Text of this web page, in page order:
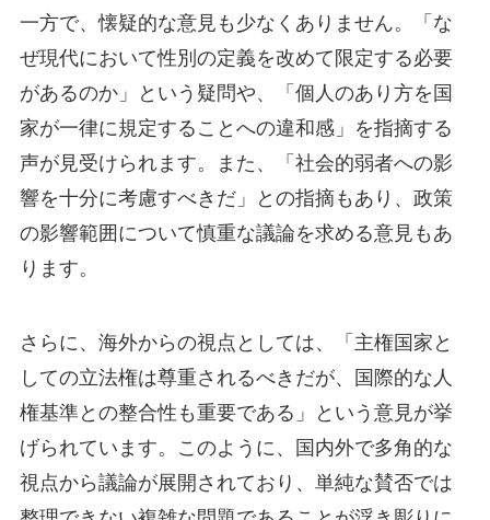
一方で、懐疑的な意見も少なくありません。「な
ぜ現代において性別の定義を改めて限定する必要
があるのか」という疑問や、「個人のあり方を国
家が一律に規定することへの違和感」を指摘する
声が見受けられます。また、「社会的弱者への影
響を十分に考慮すべきだ」との指摘もあり、政策
の影響範囲について慎重な議論を求める意見もあ
ります。
さらに、海外からの視点としては、「主権国家と
しての立法権は尊重されるべきだが、国際的な人
権基準との整合性も重要である」という意見が挙
げられています。このように、国内外で多角的な
視点から議論が展開されており、単純な賛否では